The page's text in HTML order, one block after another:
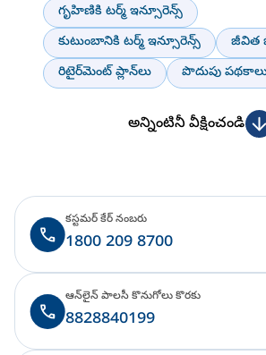
గృహిణికి టర్మ్ ఇన్సూరెన్స్
కుటుంబానికి టర్మ్ ఇన్సూరెన్స్
రిటైర్‌మెంట్ ప్లాన్‌లు
పొదుపు
అన్నింటినీ వీక్షించండి
1800 209 8700
కస్టమర్ కేర్ నంబరు
8828840199
ఆన్‌లైన్ పాలసీ కొనుగోలు కొరకు